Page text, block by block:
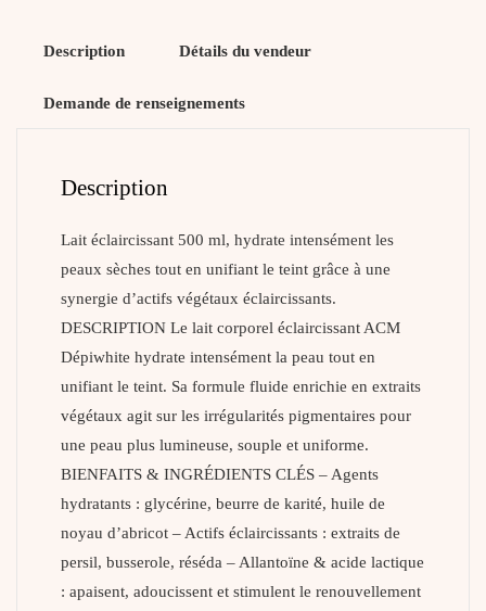
Description Détails du vendeur
Demande de renseignements
Description
Lait éclaircissant 500 ml, hydrate intensément les
peaux sèches tout en unifiant le teint grâce à une
synergie d’actifs végétaux éclaircissants.
DESCRIPTION Le lait corporel éclaircissant ACM
Dépiwhite hydrate intensément la peau tout en
unifiant le teint. Sa formule fluide enrichie en extraits
végétaux agit sur les irrégularités pigmentaires pour
une peau plus lumineuse, souple et uniforme.
BIENFAITS & INGRÉDIENTS CLÉS – Agents
hydratants : glycérine, beurre de karité, huile de
noyau d’abricot – Actifs éclaircissants : extraits de
persil, busserole, réséda – Allantoïne & acide lactique
: apaisent, adoucissent et stimulent le renouvellement